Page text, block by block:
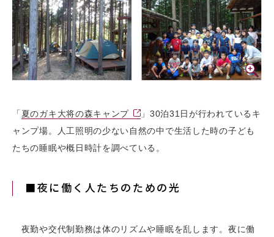
「 夏のガキ大将の森キャンプ
」30泊31日が行われているキ
ャンプ場。人工照明の少ない自然の中で生活した時の子ども
たちの睡眠や概日時計を調べている。
■夜に働く人たちのための光
夜勤や交代制勤務は体のリズムや睡眠を乱します。夜に働